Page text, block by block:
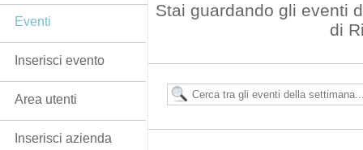
Stai guardando gli eventi
di
Eventi
Inserisci evento
Area utenti
Inserisci azienda